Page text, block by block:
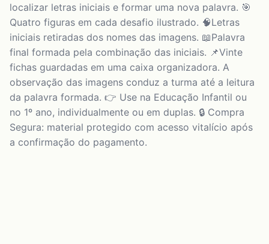
localizar letras iniciais e formar uma nova palavra. 🎯
Quatro figuras em cada desafio ilustrado. 🧠Letras
iniciais retiradas dos nomes das imagens. 📖Palavra
final formada pela combinação das iniciais. 📌Vinte
fichas guardadas em uma caixa organizadora. A
observação das imagens conduz a turma até a leitura
da palavra formada. 👉 Use na Educação Infantil ou
no 1º ano, individualmente ou em duplas. 🔒 Compra
Segura: material protegido com acesso vitalício após
a confirmação do pagamento.